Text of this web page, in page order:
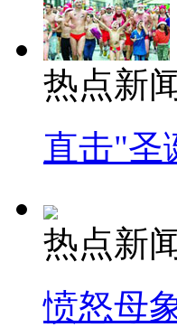
热点新
直击"圣
热点新
愤怒母